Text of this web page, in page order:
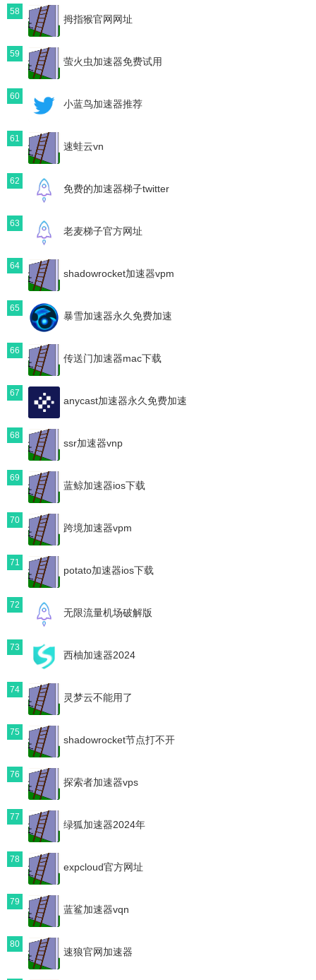
58
拇指猴官网网址
59
萤火虫加速器免费试用
60
小蓝鸟加速器推荐
61
速蛙云vn
62
免费的加速器梯子twitter
63
老麦梯子官方网址
64
shadowrocket加速器vpm
65
暴雪加速器永久免费加速
66
传送门加速器mac下载
67
anycast加速器永久免费加速
68
ssr加速器vnp
69
蓝鲸加速器ios下载
70
跨境加速器vpm
71
potato加速器ios下载
72
无限流量机场破解版
73
西柚加速器2024
74
灵梦云不能用了
75
shadowrocket节点打不开
76
探索者加速器vps
77
绿狐加速器2024年
78
expcloud官方网址
79
蓝鲨加速器vqn
80
速狼官网加速器